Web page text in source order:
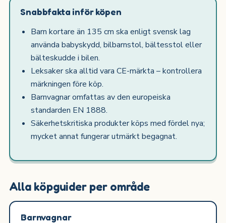
Snabbfakta inför köpen
Barn kortare än 135 cm ska enligt svensk lag
använda babyskydd, bilbarnstol, bältesstol eller
bälteskudde i bilen.
Leksaker ska alltid vara CE-märkta – kontrollera
märkningen före köp.
Barnvagnar omfattas av den europeiska
standarden EN 1888.
Säkerhetskritiska produkter köps med fördel nya;
mycket annat fungerar utmärkt begagnat.
Alla köpguider per område
Barnvagnar